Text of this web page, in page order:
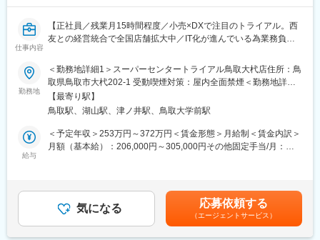
店舗によって異なりますが、社員6～10名、パート・アルバイト
■当社の強み：
画で競合店との差別化を図り、地域密着型のディスカウントスト
アとして愛されています。
・さまざまな指数でのデータ分析でIT技術を活用したり、訴求力
の高い売場づくりを行うことで独自のローコストオペレーション
・当社は創業以来連続の増収を続けています。これからも拡大を
続けるために「2035年に700店舗を出店する」目標を掲げ、本部
は業界別トップクラスに選出されました。
変更の範囲：会社の定める業務
仕事内容
【正社員／残業月15時間程度／小売×DXで注目のトライアル。西
友との経営統合で全国店舗拡大中／IT化が進んでいる為業務負担
みにも積極的にかかわることが出来ます／マイカー通勤可】
■業務内容
各店舗のドラッグコーナーにて、OTC医薬品販売、化粧品販売な
ど接客業務をお任せします。
・接客販売 情報提供などの接客業務
・医薬品・健康食品等の補充、発注などの商品管理業務
※現場主導でそのエリアのお客様層に合った接客や販売促進をお任
せしています。
スピード感のある業務と新しい取り組みなどにも主体的に考え、
勤務地
＜勤務地詳細1＞スーパーセンタートライアル鳥取大杙店住所：鳥
取県鳥取市大杙202-1 受動喫煙対策：屋内全面禁煙＜勤務地詳細2
＞スーパーセンタートライアル鳥取千代水店住所：鳥取県鳥取市
千代水4丁目27番地 受動喫煙対策：屋内全面禁煙＜勤務地詳細3＞
動喫煙対策：屋内全面禁煙変更の範囲：会社の定める事業所
【最寄り駅】
鳥取駅、湖山駅、津ノ井駅、鳥取大学前駅
給与
＜予定年収＞253万円～372万円＜賃金形態＞月給制＜賃金内訳＞
月額（基本給）：206,000円～305,000円その他固定手当/月：
も目安の金額であり、選考を通じて上下する可能性があります。
月給(月額)は固定手当を含めた表記です。
気になる 応募依頼する
（エージェントサービス）